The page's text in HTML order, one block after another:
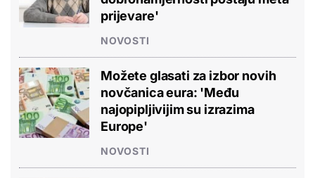
prijevare'
NOVOSTI
Možete glasati za izbor novih
novčanica eura: 'Među
najopipljivijim su izrazima
Europe'
NOVOSTI